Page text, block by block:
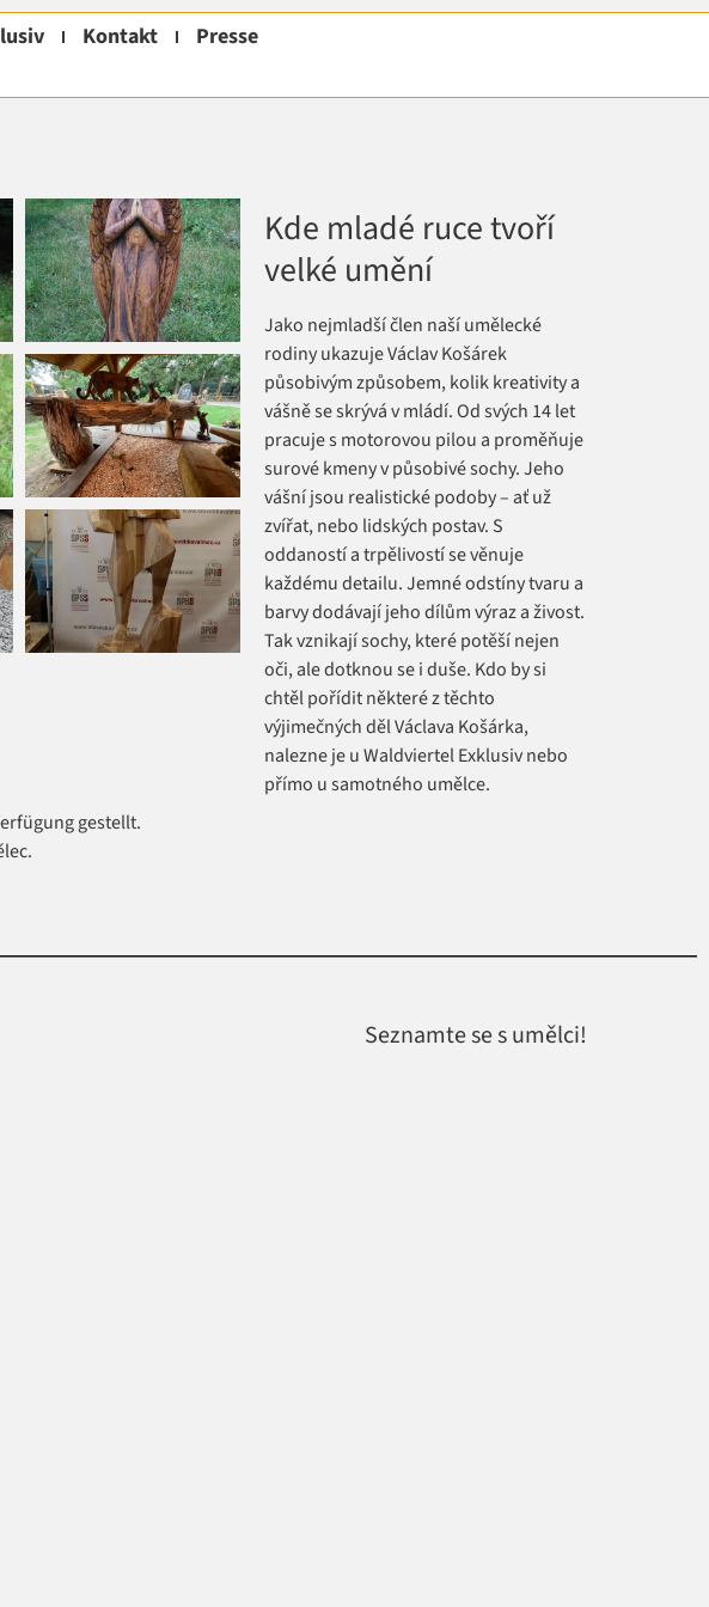
Kontakt Presse
gestellt.
c.
Kde mladé ruce tvoří
velké umění
Jako nejmladší člen naší umělecké
rodiny ukazuje Václav Košárek
působivým způsobem, kolik kreativity a
vášně se skrývá v mládí. Od svých 14 let
pracuje s motorovou pilou a proměňuje
surové kmeny v působivé sochy. Jeho
vášní jsou realistické podoby – ať už
zvířat, nebo lidských postav. S
oddaností a trpělivostí se věnuje
každému detailu. Jemné odstíny tvaru a
barvy dodávají jeho dílům výraz a živost.
Tak vznikají sochy, které potěší nejen
oči, ale dotknou se i duše. Kdo by si
chtěl pořídit některé z těchto
výjimečných děl Václava Košárka,
nalezne je u Waldviertel Exklusiv nebo
přímo u samotného umělce.
Seznamte se s umělci!